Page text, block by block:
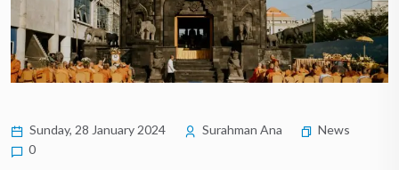
Sunday, 28 January 2024 Surahman Ana
News
0